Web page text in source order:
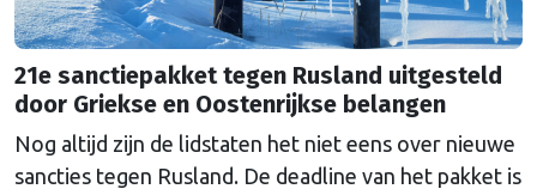
21e sanctiepakket tegen Rusland uitgesteld
door Griekse en Oostenrijkse belangen
Nog altijd zijn de lidstaten het niet eens over nieuwe
sancties tegen Rusland. De deadline van het pakket is